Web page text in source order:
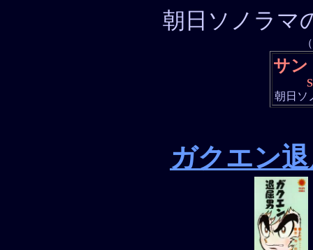
朝日ソノラマ
サン
朝日ソ
ガクエン